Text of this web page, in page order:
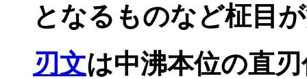
となるものなど柾目
刃文は中沸本位の直